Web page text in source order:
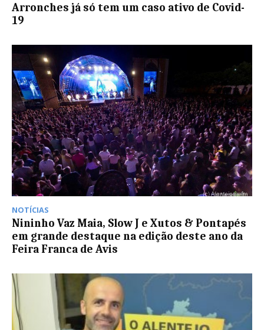
Arronches já só tem um caso ativo de Covid-
19
NOTÍCIAS
Nininho Vaz Maia, Slow J e Xutos & Pontapés
em grande destaque na edição deste ano da
Feira Franca de Avis